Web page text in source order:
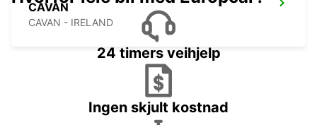
CAVAN
CAVAN - IRELAND
24 timers veihjelp
Ingen skjult kostnad